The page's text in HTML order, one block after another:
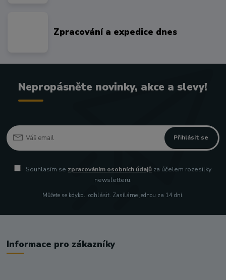
Zpracování a expedice dnes
Nepropásněte novinky, akce a slevy!
Přihlásit se
Souhlasím se zpracováním osobních údajů za účelem rozesílky
newsletteru.
Můžete se kdykoli odhlásit. Zasíláme jednou za 14 dní.
Informace pro zákazníky